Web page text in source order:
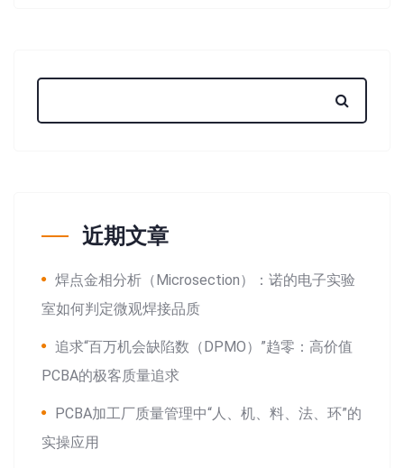
近期文章
焊点金相分析（Microsection）：诺的电子实验
室如何判定微观焊接品质
追求“百万机会缺陷数（DPMO）”趋零：高价值
PCBA的极客质量追求
PCBA加工厂质量管理中“人、机、料、法、环”的
实操应用